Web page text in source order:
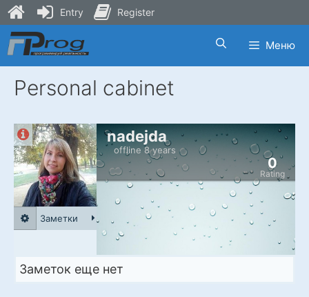
Skip
to
content
Меню
Personal cabinet
nadejda
offline 8 years
Rating
0
Заметки
Заметок еще нет
Entry Register